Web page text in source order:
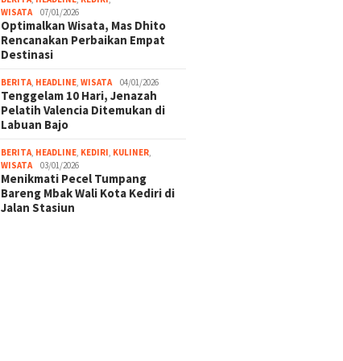
WISATA
07/01/2026
Optimalkan Wisata, Mas Dhito
Rencanakan Perbaikan Empat
Destinasi
BERITA, HEADLINE,WISATA 04/01/2026
Tenggelam 10 Hari, Jenazah
Pelatih Valencia Ditemukan di
Labuan Bajo
BERITA, HEADLINE, KEDIRI, KULINER,
WISATA
03/01/2026
Menikmati Pecel Tumpang
Bareng Mbak Wali Kota Kediri di
Jalan Stasiun